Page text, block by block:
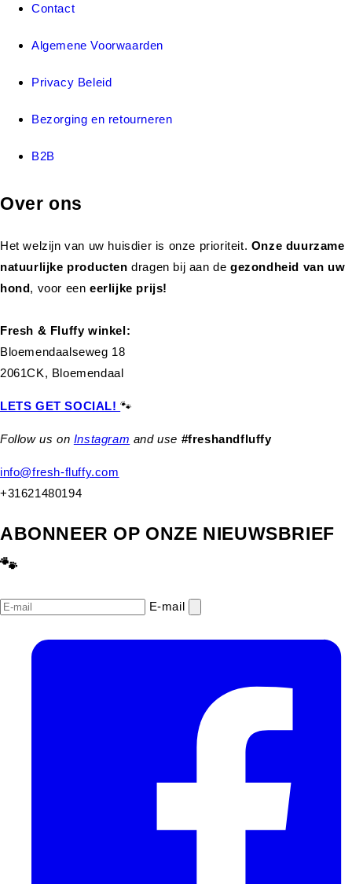
Contact
Algemene Voorwaarden
Privacy Beleid
Bezorging en retourneren
B2B
Over ons
Het welzijn van uw huisdier is onze prioriteit. Onze duurzame
natuurlijke productendragen bij aan de gezondheid van uw
hond, voor eeneerlijke prijs!
Fresh & Fluffy winkel:
Bloemendaalseweg 18
2061CK, Bloemendaal
LETS GET SOCIAL!🐾
Follow us on Instagram and use #freshandfluffy
info@fresh-fluffy.com
+31621480194
ABONNEER OP ONZE NIEUWSBRIEF
🐾
E‑mail